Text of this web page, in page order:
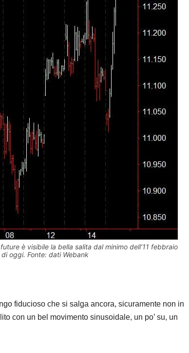
è visibile la bella salita dal minimo dell’11 febbraio
oggi. Fonte: dati Webank
fiducioso che si salga ancora, sicuramente non in
con un bel movimento sinusoidale, un po’ su, un